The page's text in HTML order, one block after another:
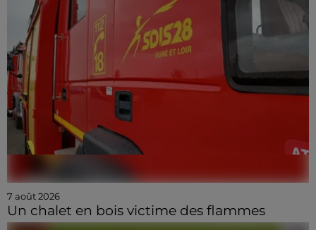
7 août 2026
Un chalet en bois victime des flammes